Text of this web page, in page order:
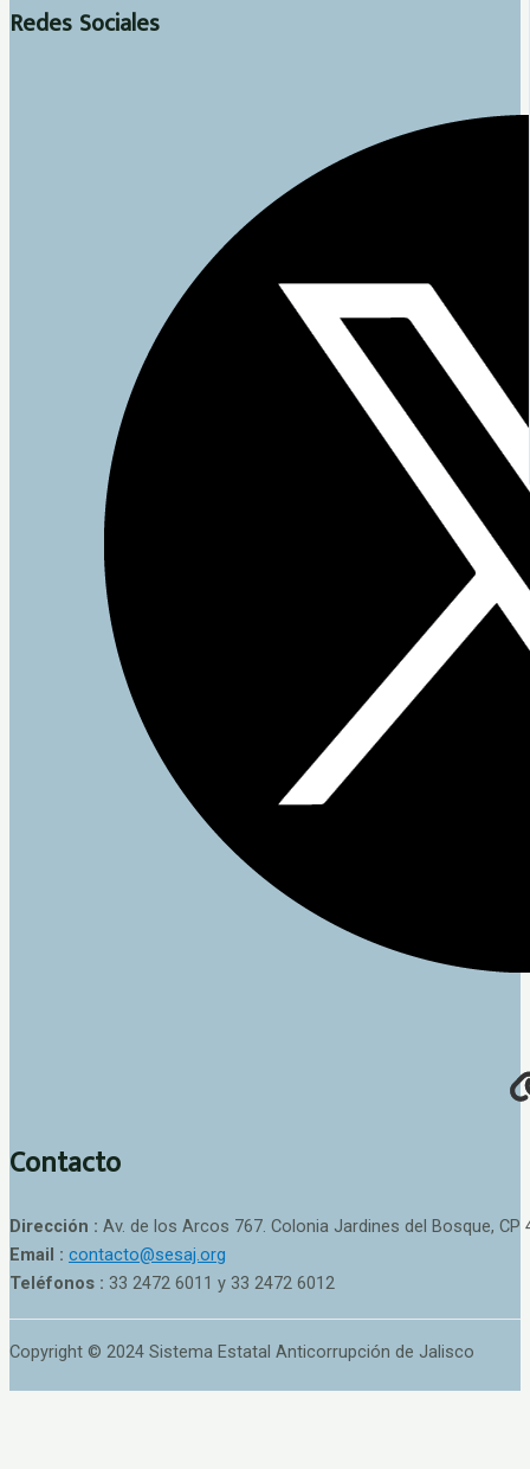
Redes Sociales
Contacto
Dirección : Av. de los Arcos 767. Colonia Jardines del Bosque, CP
Email : contacto@sesaj.org
Teléfonos : 33 2472 6011 y 33 2472 6012
Copyright © 2024 Sistema Estatal Anticorrupción de Jalisco